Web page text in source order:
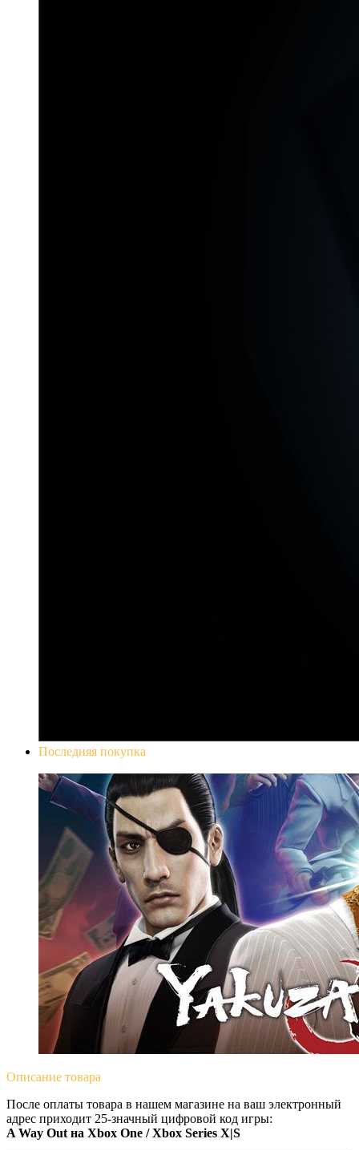
Последняя покупка
Описание товара
После оплаты товара в нашем магазине на ваш электронный
адрес приходит 25-значный цифровой код игры:
A Way Out на Xbox One / Xbox Series X|S